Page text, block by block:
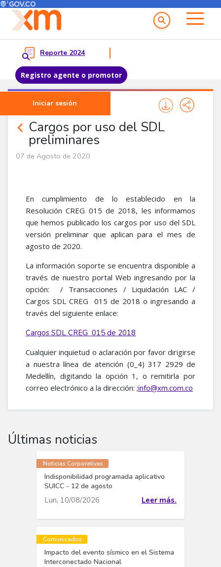
Pasar al contenido principal
Menú del Usuario
Reporte 2024
Registro agente o promotor
Iniciar sesión
Menu principal
Cargos por uso del SDL
preliminares
Noticias Agentes
07 de Agosto de 2020
En cumplimiento de lo establecido en la
Resolución CREG 015 de 2018, les informamos
que hemos publicado los cargos por uso del SDL
versión preliminar que aplican para el mes de
agosto de 2020.
La información soporte se encuentra disponible a
través de nuestro portal Web ingresando por la
opción: / Transacciones / Liquidación LAC /
Cargos SDL CREG 015 de 2018 o ingresando a
través del siguiente enlace:
Cargos SDL CREG 015 de 2018
Cualquier inquietud o aclaración por favor dirigirse
a nuestra línea de atención (0_4) 317 2929 de
Medellín, digitando la opción 1, o remitirla por
correo electrónico a la dirección: ;info@xm.com.co
Últimas noticias
Noticias Corporativas
Indisponibilidad programada aplicativo
SUICC - 12 de agosto
Lun, 10/08/2026 Leer más.
Comunicados
Impacto del evento sísmico en el Sistema
Interconectado Nacional